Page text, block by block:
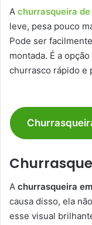
A churrasqueira
leve, pesa pouco
Pode ser
montada. É a
churrasco rápido e
A churrasqueira
causa disso, ela
esse visual